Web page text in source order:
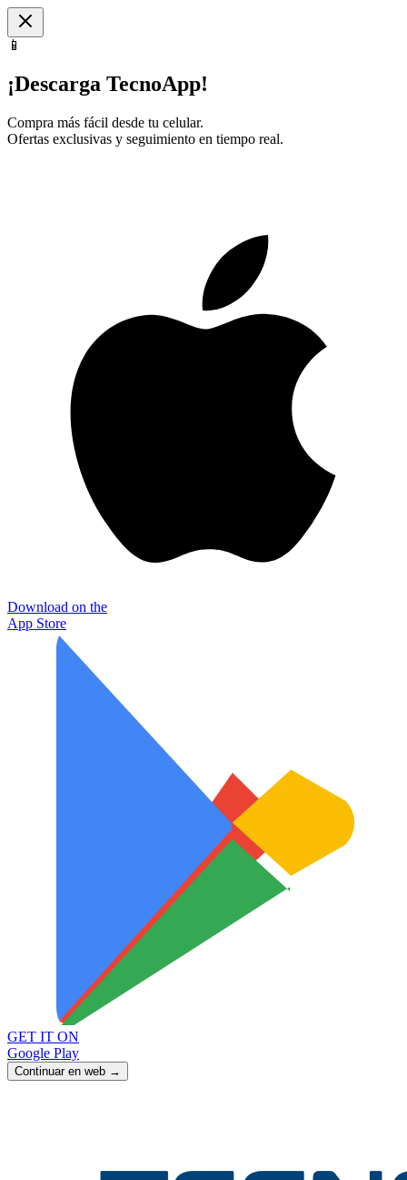
📱
¡Descarga TecnoApp!
Compra más fácil desde tu celular.
Ofertas exclusivas y seguimiento en tiempo real.
Download on the
App Store
GET IT ON
Google Play
Continuar en web →